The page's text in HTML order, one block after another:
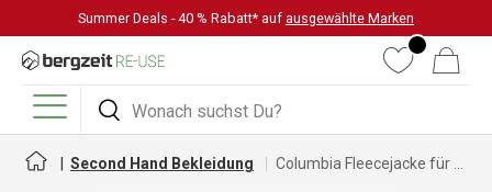
DIREKT ZUM INHALT
Summer Deals - 40 % Rabatt* auf ausgewählte Marken
Suchen
Suchen
WunschlisteWarenkorb
Menü
Second Hand Bekleidung